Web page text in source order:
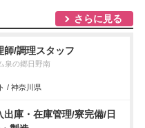
さらに見る
師/調理スタッフ
泉の郷日野南
/ 神奈川県
出庫・在庫管理/寮完備/日